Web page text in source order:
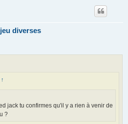
diverses
↑
jack tu confirmes qu'il y a rien à venir de
?